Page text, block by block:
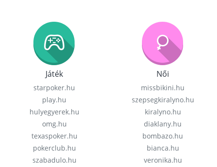
Játék
starpoker.hu
play.hu
hulyegyerek.hu
omg.hu
texaspoker.hu
pokerclub.hu
szabadulo.hu
Női
missbikini.hu
szepsegkiralyno.hu
kiralyno.hu
diaklany.hu
bombazo.hu
bianca.hu
veronika.hu